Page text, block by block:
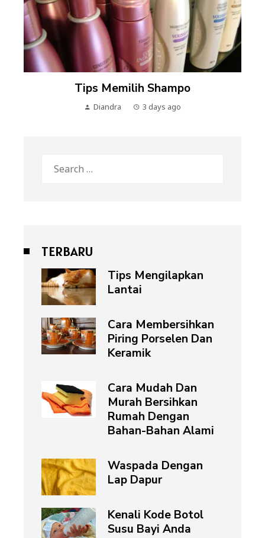
Tips Memilih Shampo
Diandra 3 days ago
for:
TERBARU
Tips Mengilapkan
Lantai
Cara Membersihkan
Piring Porselen Dan
Keramik
Cara Mudah Dan
Murah Bersihkan
Rumah Dengan
Bahan-Bahan Alami
Waspada Dengan
Lap Dapur
Kenali Kode Botol
Susu Bayi Anda